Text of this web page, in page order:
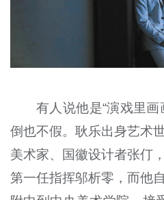
有人说他是“演戏里
倒也不假。耿乐出身艺术
美术家、国徽设计者张仃
第一任指挥邬析零，而他